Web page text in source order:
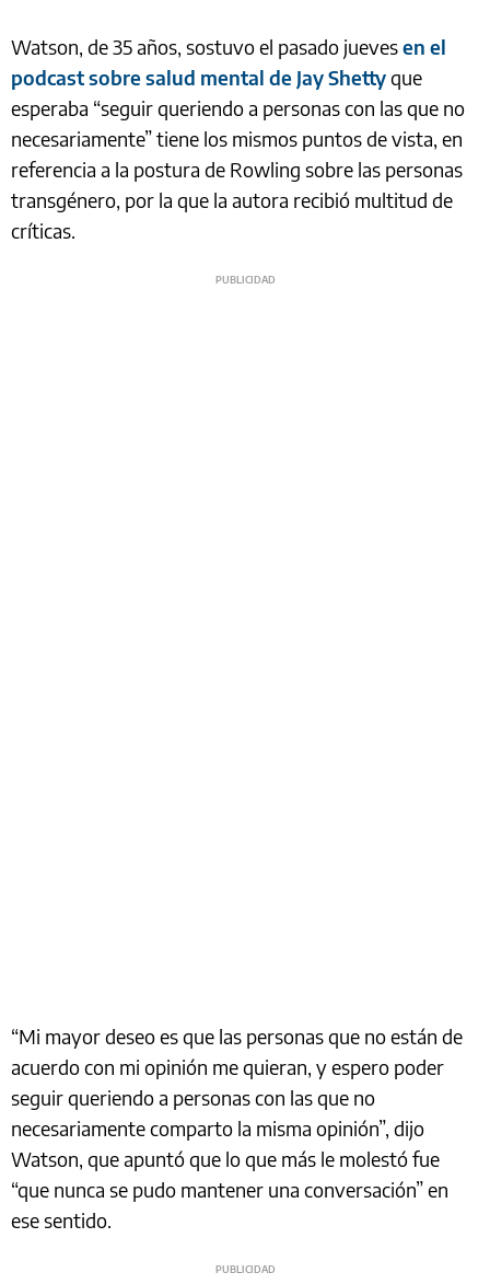
Watson, de 35 años, sostuvo el pasado juevesen el
podcast sobre salud mental de Jay Shettyque
esperaba “seguir queriendo a personas con las que no
necesariamente” tiene los mismos puntos de vista, en
referencia a la postura de Rowling sobre las personas
transgénero, por la que la autora recibió multitud de
críticas.
“Mi mayor deseo es que las personas que no están de
acuerdo con mi opinión me quieran, y espero poder
seguir queriendo a personas con las que no
necesariamente comparto la misma opinión”, dijo
Watson, que apuntó que lo que más le molestó fue
“que nunca se pudo mantener una conversación” en
ese sentido.